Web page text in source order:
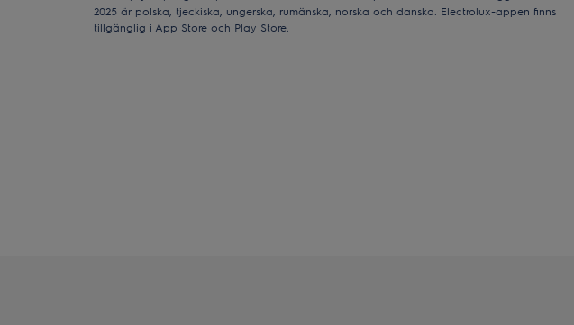
2025 är polska, tjeckiska, ungerska, rumänska, norska och danska. Electrolux-appen finns
tillgänglig i App Store och Play Store.